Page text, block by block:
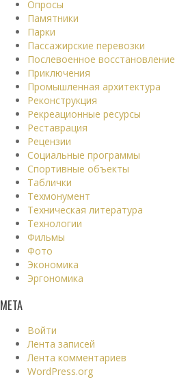
Опросы
Памятники
Парки
Пассажирские перевозки
Послевоенное восстановление
Приключения
Промышленная архитектура
Реконструкция
Рекреационные ресурсы
Реставрация
Рецензии
Социальные программы
Спортивные объекты
Таблички
Техмонумент
Техническая литература
Технологии
Фильмы
Фото
Экономика
Эргономика
МЕТА
Войти
Лента записей
Лента комментариев
WordPress.org